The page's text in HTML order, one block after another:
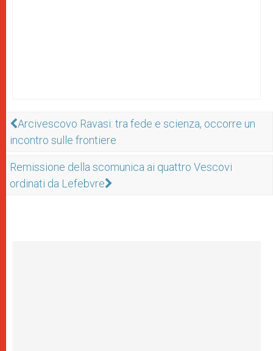
Arcivescovo Ravasi: tra fede e scienza, occorre un
incontro sulle frontiere
Remissione della scomunica ai quattro Vescovi
ordinati da Lefebvre